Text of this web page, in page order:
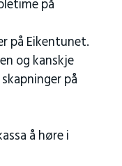
på
på Eikentunet.
og kanskje
på
å høre i